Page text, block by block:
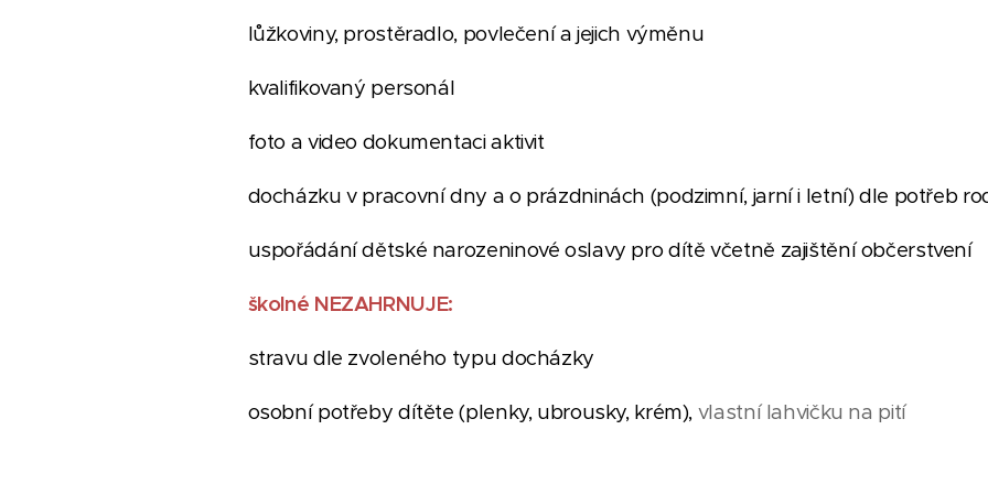
lůžkoviny, prostěradlo, povlečení a jejich výměnu
kvalifikovaný personál
foto a video dokumentaci aktivit
docházku v pracovní dny a o prázdninách (podzimní, jarní i letní) dle potřeb
uspořádání dětské narozeninové oslavy pro dítě včetně zajištění občerstvení
školné NEZAHRNUJE:
stravu dle zvoleného typu docházky
osobní potřeby dítěte (plenky, ubrousky, krém), vlastní lahvičku na pití